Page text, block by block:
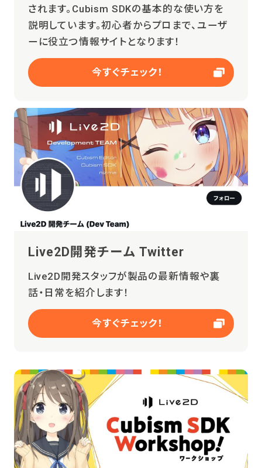
されます。Cubism SDKの基本的な使い方を
説明しています。初心者からプロまで、ユーザ
ーに役立つ情報サイトとなります！
今すぐチェック！
Live2D開発チーム Twitter
Live2D開発スタッフが製品の最新情報や裏
話・日常を紹介します！
今すぐチェック！